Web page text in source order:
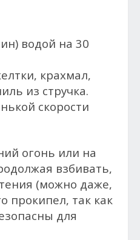
водой на 30
крахмал,
из стручка.
скорости
огонь или на
взбивать,
(можно даже,
прокипел, так как
для